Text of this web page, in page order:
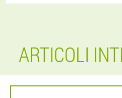
ARTICOLI